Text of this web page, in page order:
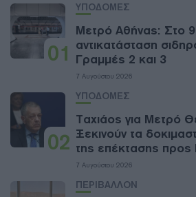
01
ΥΠΟΔΟΜΕΣ
Μετρό Αθήνας: Στο
αντικατάσταση
Γραμμές 2 και 3
7 Αυγούστου 2026
02
ΥΠΟΔΟΜΕΣ
Ταχιάος για Μετρό
Ξεκινούν τα
της επέκτασης προς
7 Αυγούστου 2026
ΠΕΡΙΒΑΛΛΟΝ